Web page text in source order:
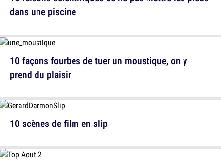
dans une piscine
10 scènes de film en slip
10 façons fourbes de tuer un moustique, on y
prend du plaisir